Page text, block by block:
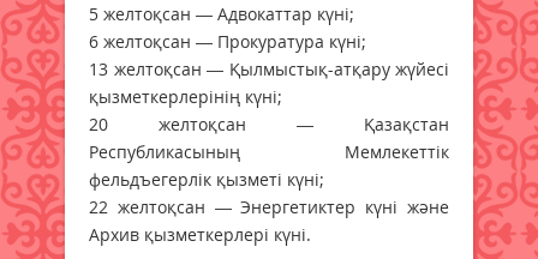
5 желтоқсан — Адвокаттар күні;
6 желтоқсан — Прокуратура күні;
13 желтоқсан — Қылмыстық-атқару жүйесі
қызметкерлерінің күні;
20 желтоқсан — Қазақстан
Республикасының Мемлекеттік
фельдъегерлік қызметі күні;
22 желтоқсан — Энергетиктер күні және
Архив қызметкерлері күні.